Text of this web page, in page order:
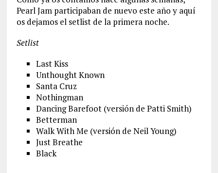
Pearl Jam participaban de nuevo este año y aquí
os dejamos el setlist de la primera noche.
Setlist
Last Kiss
Unthought Known
Santa Cruz
Nothingman
Dancing Barefoot (versión de Patti Smith)
Betterman
Walk With Me (versión de Neil Young)
Just Breathe
Black